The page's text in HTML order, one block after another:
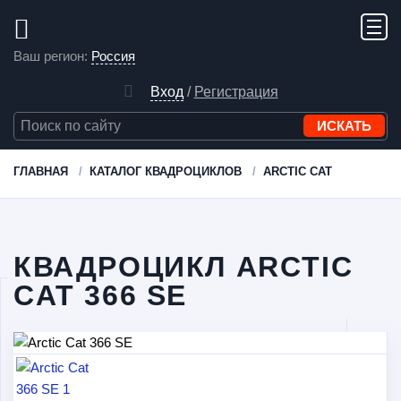
Ваш регион: Россия
Вход / Регистрация
ГЛАВНАЯ КАТАЛОГ КВАДРОЦИКЛОВ ARCTIC CAT
КВАДРОЦИКЛ ARCTIC
CAT 366 SE